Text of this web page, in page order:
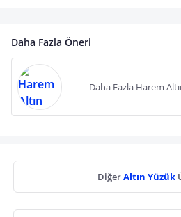
Daha Fazla Öneri
Daha Fazla Harem
DiğerAltın Yüzük